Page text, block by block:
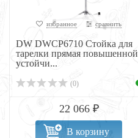
избранное сравнить
DW DWCP6710 Стойка для
тарелки прямая повышенной
устойчи...
(0)
22 066 ₽
В корзину